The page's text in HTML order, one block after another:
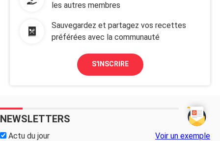
les autres membres
Sauvegardez et partagez vos recettes
préférées avec la communauté
S'INSCRIRE
NEWSLETTERS
Actu du jour Voir un exemple